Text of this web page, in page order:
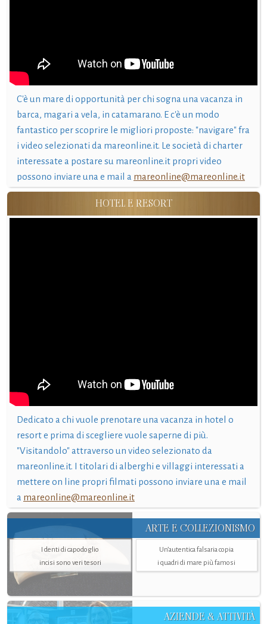
C'è un mare di opportunità per chi sogna una vacanza in
barca, magari a vela, in catamarano. E c'è un modo
fantastico per scoprire le migliori proposte: "navigare" fra
i video selezionati da mareonline.it. Le società di charter
interessate a postare su mareonline.it propri video
possono inviare una e mail a mareonline@mareonline.it
HOTEL E RESORT
Dedicato a chi vuole prenotare una vacanza in hotel o
resort e prima di scegliere vuole saperne di più.
"Visitandolo" attraverso un video selezionato da
mareonline.it. I titolari di alberghi e villaggi interessati a
mettere on line propri filmati possono inviare una e mail
a mareonline@mareonline.it
ARTE E COLLEZIONISMO
I denti di capodoglio
incisi sono veri tesori
Un’autentica falsaria copia
i quadri di mare più famosi
AZIENDE & ATTIVITÀ